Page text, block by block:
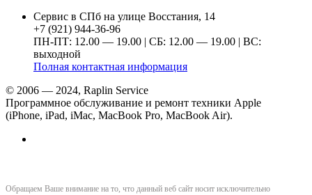
Сервис в СПб на улице Восстания, 14
+7 (921) 944-36-96
ПН-ПТ: 12.00 — 19.00 | СБ: 12.00 — 19.00 | ВС:
выходной
Полная контактная информация
© 2006 — 2024, Raplin Service
Программное обслуживание и ремонт техники Apple
(iPhone, iPad, iMac, MacBook Pro, MacBook Air).
Обращаем Ваше внимание на то, что данный веб сайт носит исключительно